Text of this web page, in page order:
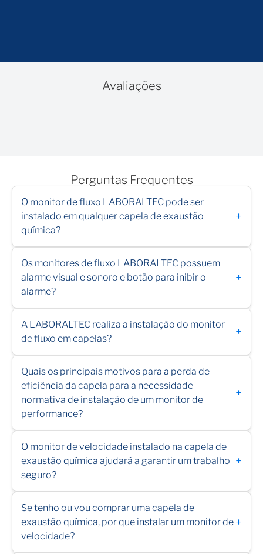
Avaliações
Perguntas Frequentes
O monitor de fluxo LABORALTEC pode ser
instalado em qualquer capela de exaustão
química?
+
Os monitores de fluxo LABORALTEC possuem
alarme visual e sonoro e botão para inibir o
alarme?
+
A LABORALTEC realiza a instalação do monitor
de fluxo em capelas?
+
Quais os principais motivos para a perda de
eficiência da capela para a necessidade
normativa de instalação de um monitor de
performance?
+
O monitor de velocidade instalado na capela de
exaustão química ajudará a garantir um trabalho
seguro?
+
Se tenho ou vou comprar uma capela de
exaustão química, por que instalar um monitor de
velocidade?
+